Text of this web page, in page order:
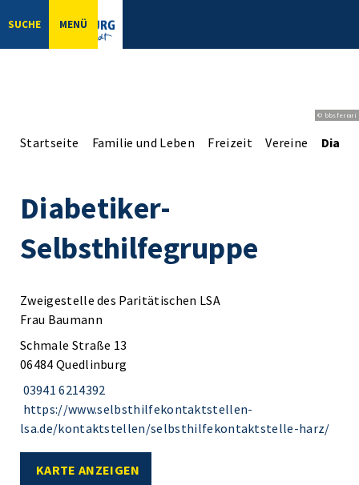
SUCHE MENÜ
© bbsferrari
Startseite Familie und Leben Freizeit Vereine
Diabetiker-
Selbsthilfegruppe
Zweigestelle des Paritätischen LSA
Frau Baumann
Schmale Straße 13
06484 Quedlinburg
03941 6214392
https://www.selbsthilfekontaktstellen-
lsa.de/kontaktstellen/selbsthilfekontaktstelle-harz/
KARTE ANZEIGEN